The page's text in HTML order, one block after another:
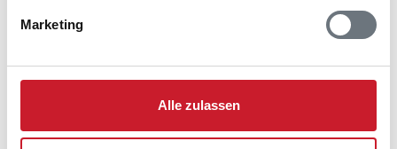
Marketing
Alle zulassen